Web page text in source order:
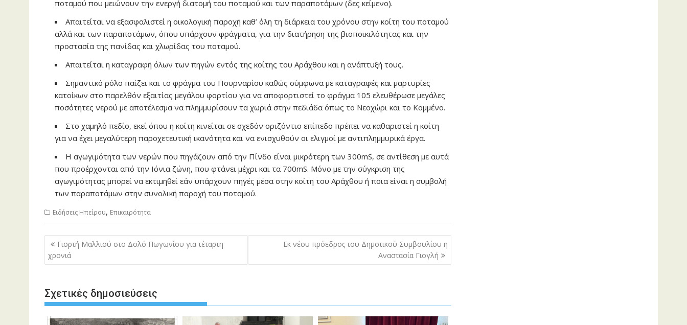
ποταμού που μειώνουν την ενεργή διατομή του ποταμού και των παραποτάμων (δες κείμενο).
Απαιτείται να εξασφαλιστεί η οικολογική παροχή καθ’ όλη τη διάρκεια του χρόνου στην κοίτη του ποταμού
αλλά και των παραποτάμων, όπου υπάρχουν φράγματα, για την διατήρηση της βιοποικιλότητας και την
προστασία της πανίδας και χλωρίδας του ποταμού.
Απαιτείται η καταγραφή όλων των πηγών εντός της κοίτης του Αράχθου και η ανάπτυξή τους.
Σημαντικό ρόλο παίζει και το φράγμα του Πουρναρίου καθώς σύμφωνα με καταγραφές και μαρτυρίες
κατοίκων στο παρελθόν εξαιτίας μεγάλου φορτίου για να αποφορτιστεί το φράγμα 105 ελευθέρωσε μεγάλες
ποσότητες νερού με αποτέλεσμα να πλημμυρίσουν τα χωριά στην πεδιάδα όπως το Νεοχώρι και το Κομμένο.
Στο χαμηλό πεδίο, εκεί όπου η κοίτη κινείται σε σχεδόν οριζόντιο επίπεδο πρέπει να καθαριστεί η κοίτη
για να έχει μεγαλύτερη παροχετευτική ικανότητα και να ενισχυθούν οι ελιγμοί με αντιπλημμυρικά έργα.
Η αγωγιμότητα των νερών που πηγάζουν από την Πίνδο είναι μικρότερη των 300mS, σε αντίθεση με αυτά
που προέρχονται από την Ιόνια ζώνη, που φτάνει μέχρι και τα 700mS. Μόνο με την σύγκριση της
αγωγιμότητας μπορεί να εκτιμηθεί εάν υπάρχουν πηγές μέσα στην κοίτη του Αράχθου ή ποια είναι η συμβολή
των παραποτάμων στην συνολική παροχή του ποταμού.
Ειδήσεις Ηπείρου, Επικαιρότητα
Πλοήγηση
άρθρων
Γιορτή Μαλλιού στο Δολό Πωγωνίου για τέταρτη
χρονιά
Εκ νέου πρόεδρος του Δημοτικού Συμβουλίου η
Αναστασία Γιογλή
Σχετικές δημοσιεύσεις